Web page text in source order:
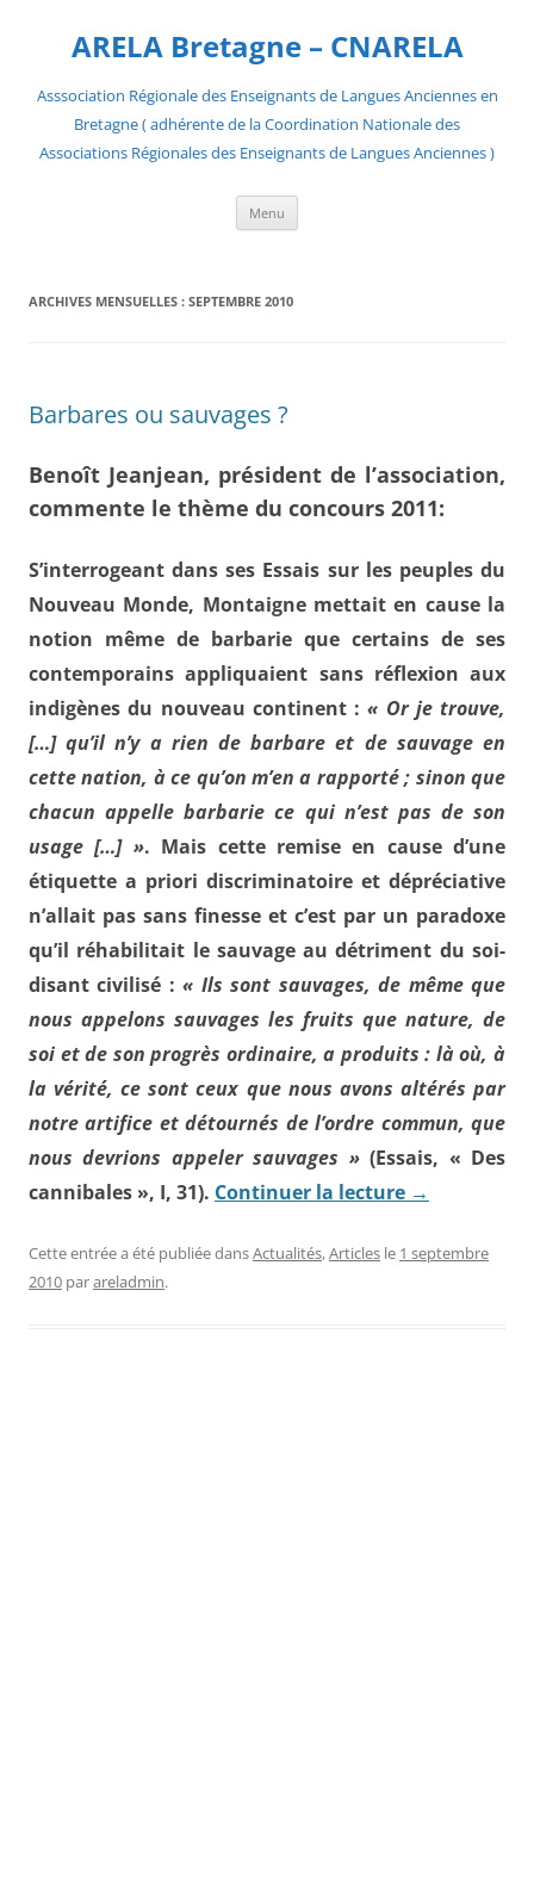
contenuARELA Bretagne – CNARELA
Asssociation Régionale des Enseignants de Langues Anciennes en
Bretagne ( adhérente de la Coordination Nationale des
Associations Régionales des Enseignants de Langues Anciennes )
Menu
ARCHIVES MENSUELLES : SEPTEMBRE 2010
Barbares ou sauvages ?
Benoît Jeanjean, président de l’association,
commente le thème du concours 2011:
S’interrogeant dans ses Essais sur les peuples du
Nouveau Monde, Montaigne mettait en cause la
notion même de barbarie que certains de ses
contemporains appliquaient sans réflexion aux
indigènes du nouveau continent :« Or je trouve,
[…] qu’il n’y a rien de barbare et de sauvage en
cette nation, à ce qu’on m’en a rapporté ; sinon que
chacun appelle barbarie ce qui n’est pas de son
usage […] ». Mais cette remise en cause d’une
étiquette a priori discriminatoire et dépréciative
n’allait pas sans finesse et c’est par un paradoxe
qu’il réhabilitait le sauvage au détriment du soi-
disant civilisé :« Ils sont sauvages, de même que
nous appelons sauvages les fruits que nature, de
soi et de son progrès ordinaire, a produits : là où, à
la vérité, ce sont ceux que nous avons altérés par
notre artifice et détournés de l’ordre commun, que
nous devrions appeler sauvages »(Essais, « Des
cannibales », I, 31). Continuer la lecture →
Cette entrée a été publiée dansActualités,Articles le 1 septembre
2010 parareladmin.